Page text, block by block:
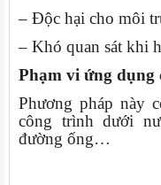
– Độc hại cho môi
– Khó quan sát khi
Phạm vi ứng dụng
Phương pháp này
công trình dưới
đường ống…